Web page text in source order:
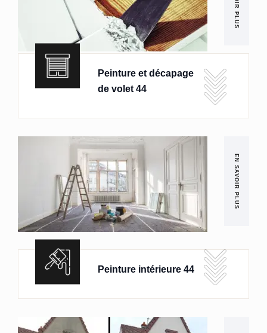
Peinture et décapage
de volet 44
EN SAVOIR PLUS
Peinture intérieure 44